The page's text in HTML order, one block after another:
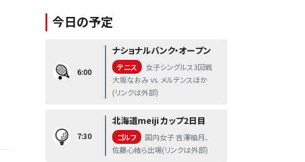
今日の予定
6:00
ナショナルバンク・オープン
テニス
女子シングルス3回戦
大坂なおみ vs. メルテンスほか
(リンクは外部)
7:30
北海道meiji カップ2日目
ゴルフ
国内女子 吉澤柚月、
佐藤心結ら出場(リンクは外部)